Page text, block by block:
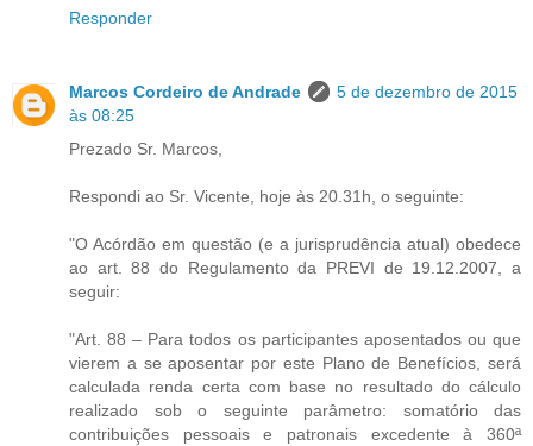
Responder
Marcos Cordeiro de Andrade
5 de dezembro de 2015
às 08:25
Prezado Sr. Marcos,
Respondi ao Sr. Vicente, hoje às 20.31h, o seguinte:
"O Acórdão em questão (e a jurisprudência atual) obedece
ao art. 88 do Regulamento da PREVI de 19.12.2007, a
seguir:
"Art. 88 – Para todos os participantes aposentados ou que
vierem a se aposentar por este Plano de Benefícios, será
calculada renda certa com base no resultado do cálculo
realizado sob o seguinte parâmetro: somatório das
contribuições pessoais e patronais excedente à 360ª